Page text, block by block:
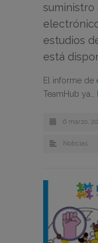
suministro
estudios
está
El informe de
TeamHub ya…
6 marzo,
Noticias